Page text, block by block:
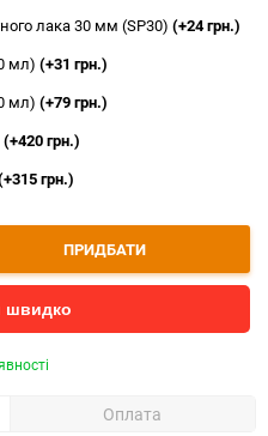
лака 30 мм (SP30) (+24 грн.)
мл) (+31 грн.)
мл) (+79 грн.)
(+420 грн.)
грн.)
ПРИДБАТИ
швидко
Оплата